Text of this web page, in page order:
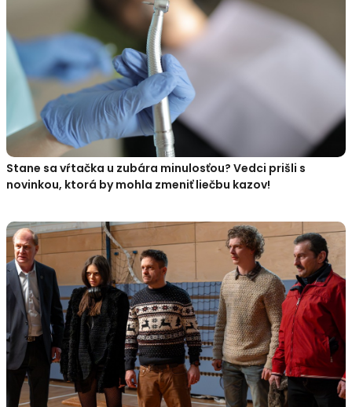
Stane sa vŕtačka u zubára minulosťou? Vedci prišli s
novinkou, ktorá by mohla zmeniť liečbu kazov!